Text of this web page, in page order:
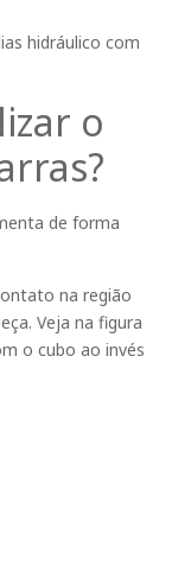
hidráulico com
o
de forma
na região
Veja na figura
o cubo ao invés